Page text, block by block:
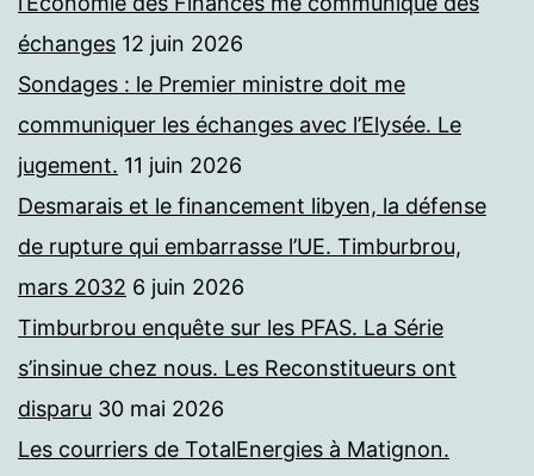
échanges 12 juin 2026
Sondages : le Premier ministre doit me
communiquer les échanges avec l’Elysée. Le
jugement. 11 juin 2026
Desmarais et le financement libyen, la défense
de rupture qui embarrasse l’UE. Timburbrou,
mars 2032 6 juin 2026
Timburbrou enquête sur les PFAS. La Série
s’insinue chez nous. Les Reconstitueurs ont
disparu 30 mai 2026
Les courriers de TotalEnergies à Matignon.